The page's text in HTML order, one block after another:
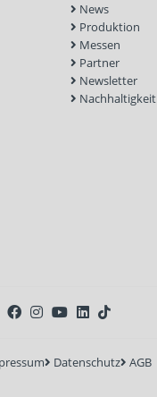
News
Produktion
Messen
Partner
Newsletter
Nachhaltigkeit
Datenschutz AGB